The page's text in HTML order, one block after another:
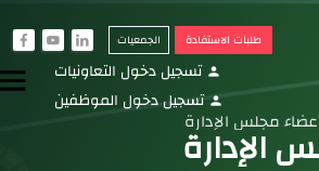
طلبات الاستفادة الجمعيات i
y
f
person تسجيل دخول التعاونيات
person تسجيل دخول الموظفين
مجلس الإدارة
الإدارة